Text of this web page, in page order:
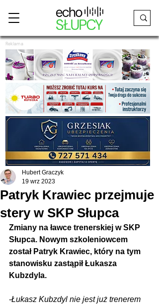
Reklama
Patryk Krawiec przejmuje
stery w SKP Słupca
Hubert Graczyk
19 wrz 2023
Zmiany na ławce trenerskiej w SKP
Słupca. Nowym szkoleniowcem
został Patryk Krawiec, który na tym
stanowisku zastąpił Łukasza
Kubzdyla.
-Łukasz Kubzdyl nie jest już trenerem